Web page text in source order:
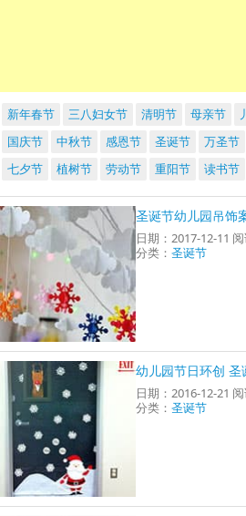
新年春节 三八妇女节 清明节 母亲节
国庆节
中秋节 感恩节 圣诞节 万圣节
七夕节
植树节 劳动节 重阳节 读书节
圣诞节幼儿园吊饰
日期：2017-12-11
分类：圣诞节
幼儿园节日环创 圣
日期：2016-12-21
分类：圣诞节